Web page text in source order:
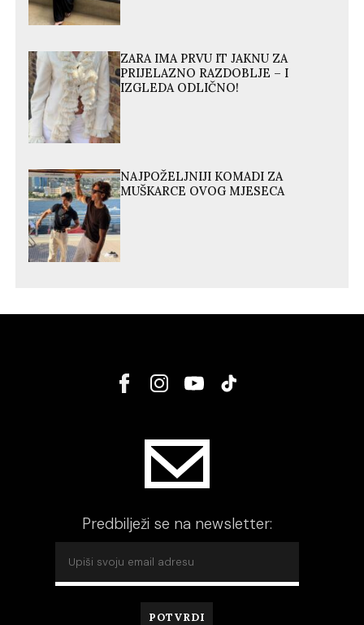
ZARA IMA PRVU IT JAKNU ZA
PRIJELAZNO RAZDOBLJE – I
IZGLEDA ODLIČNO!
NAJPOŽELJNIJI KOMADI ZA
MUŠKARCE OVOG MJESECA
Predbilježi se na newsletter: